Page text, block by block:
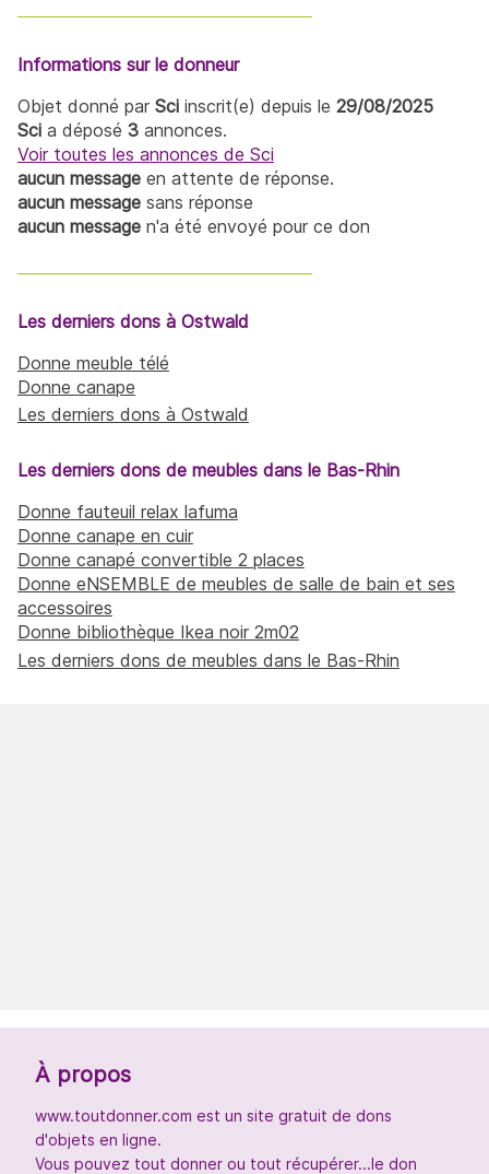
Informations sur le donneur
Objet donné par Sci inscrit(e) depuis le 29/08/2025
Sci a déposé 3 annonces.
Voir toutes les annonces de Sci
aucun message en attente de réponse.
aucun message sans réponse
aucun message n'a été envoyé pour ce don
Les derniers dons à Ostwald
Donne meuble télé
Donne canape
Les derniers dons à Ostwald
Les derniers dons de meubles dans le Bas-Rhin
Donne fauteuil relax lafuma
Donne canape en cuir
Donne canapé convertible 2 places
Donne eNSEMBLE de meubles de salle de bain et ses
accessoires
Donne bibliothèque Ikea noir 2m02
Les derniers dons de meubles dans le Bas-Rhin
À propos
www.toutdonner.com est un site gratuit de dons
d'objets en ligne.
Vous pouvez tout donner ou tout récupérer...le don